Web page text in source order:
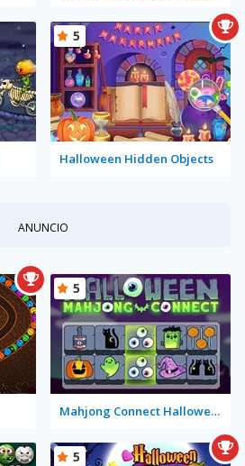
Halloween Hidden Objects
5
ANUNCIO
Mahjong Connect Halloween
5
5